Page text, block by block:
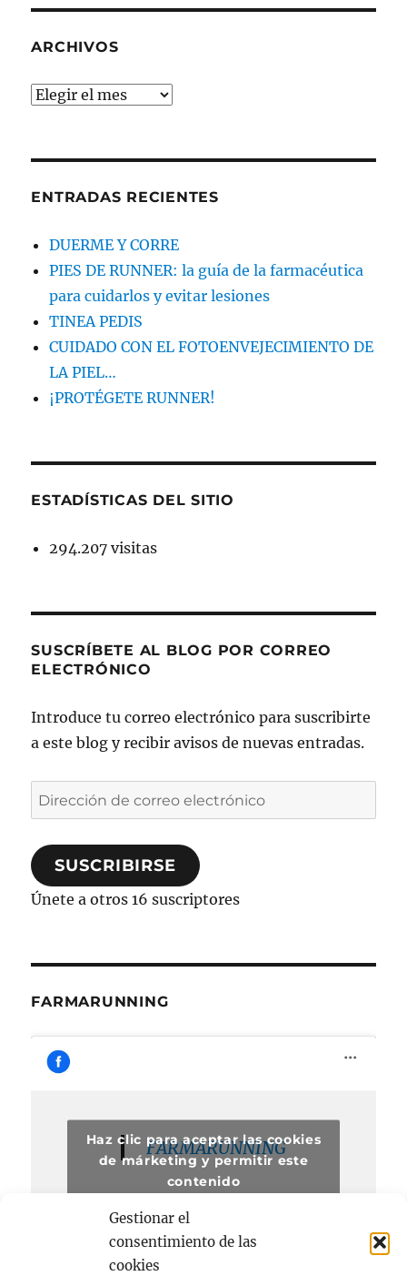
Gestionar el
consentimiento de las
cookies
BUSCAS
ARCHIVOS
Archivos
ENTRADAS RECIENTES
DUERME Y CORRE
PIES DE RUNNER: la guía de la farmacéutica
para cuidarlos y evitar lesiones
TINEA PEDIS
CUIDADO CON EL FOTOENVEJECIMIENTO DE
LA PIEL…
¡PROTÉGETE RUNNER!
ESTADÍSTICAS DEL SITIO
294.207 visitas
SUSCRÍBETE AL BLOG POR CORREO
ELECTRÓNICO
Introduce tu correo electrónico para suscribirte
a este blog y recibir avisos de nuevas entradas.
Dirección
de
correo
electrónico
SUSCRIBIRSE
Únete a otros 16 suscriptores
FARMARUNNING
FARMARUNNING
Haz clic para aceptar las cookies
de márketing y permitir este
contenido